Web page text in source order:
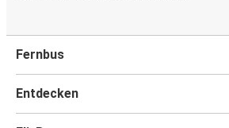
Fernbus
Entdecken